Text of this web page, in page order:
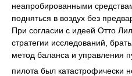
неапробированными
подняться в воздух без
При согласии с идеей Отто
стратегии исследований,
метод баланса и управления
пилота был катастрофически